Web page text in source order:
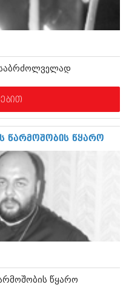
საბრძოლველად
წარმოშობის წყარო
წყარო